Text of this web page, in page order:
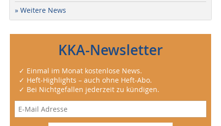
» Weitere News
KKA-Newsletter
✓ Einmal im Monat kostenlose News.
✓ Heft-Highlights – auch ohne Heft-Abo.
✓ Bei Nichtgefallen jederzeit zu kündigen.